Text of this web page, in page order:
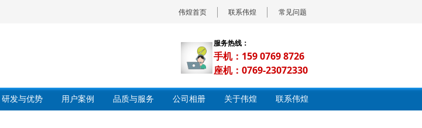
伟煌首页 联系伟煌 常见问题
研发与优势 用户案例 品质与服务 公司相册 关于伟煌 联系伟煌
服务热线：
手机：159 0769 8726
座机：0769-23072330